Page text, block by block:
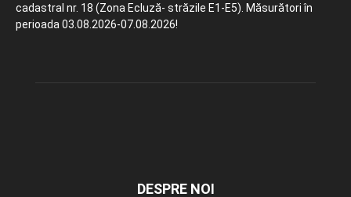
cadastral nr. 18 (Zona Ecluză- străzile E1-E5). Măsurători în
perioada 03.08.2026-07.08.2026!
DESPRE NOI